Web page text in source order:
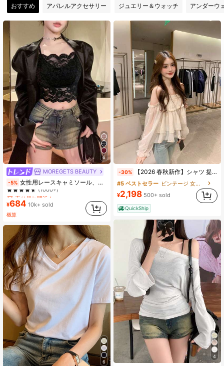
おすすめ アパレルアクセサリー ジュエリー＆ウォッチ アンダーウ
6
MOREGETS BEAUTY
-5% 女性用レースキャミソール、取り外し可能なパッド付き、かわいい&セクシーな無地インナー、新学期、冬、クリスマス、春節、カジュアルブラックサマーに適しています、シック&エレガント
売り切れ間近！
(1000+)
売り切れ間近！
(1000+)
売り切れ間近！
(1000+)
売り切れ間近！
¥684 10k+ sold
概算
6
-30% 【2026 春秋新作】シャツ 提灯袖上品万能パフスリーブショート丈刺繍キャミショルダーオープン甘いテイストロングスリーブワンショルダートップス デート・日常コーデに最適
#5 ベストセラー
ビンテージ 女性用ブラウス
¥2,198 500+ sold
QuickShip
4